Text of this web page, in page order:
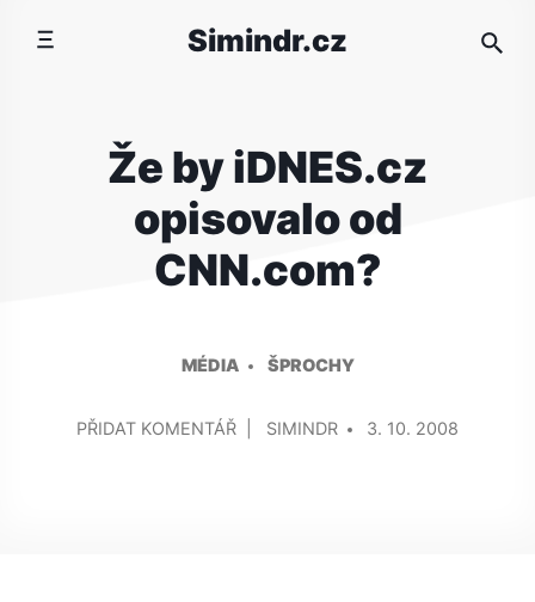
Simindr.cz
Že by iDNES.cz
opisovalo od
CNN.com?
MÉDIA ŠPROCHY
PŘIDAT KOMENTÁŘNA
SIMINDR
3. 10. 2008